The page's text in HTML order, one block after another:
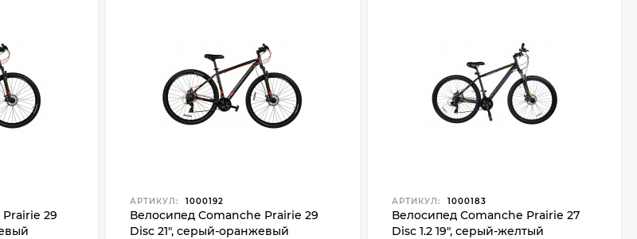
29
АРТИКУЛ: 1000192
Велосипед Comanche Prairie 29
Disc 21", серый-оранжевый
АРТИКУЛ: 1000183
Велосипед Comanche Prairie 27
Disc 1.2 19", серый-желтый